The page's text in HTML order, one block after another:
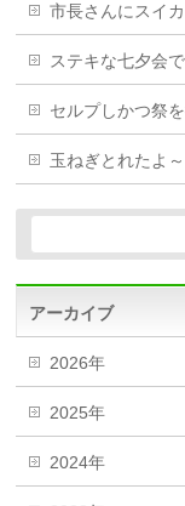
市長さんにスイ
ステキな七夕会
セルプしかつ祭
玉ねぎとれたよ～
アーカイブ
2026年
2025年
2024年